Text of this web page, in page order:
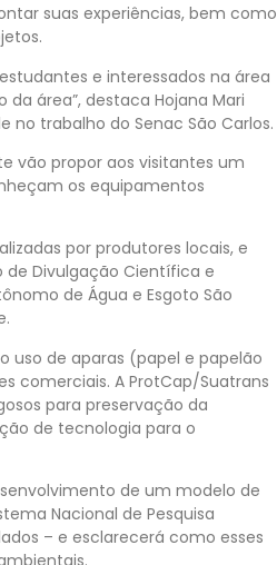
suas experiências, bem como
e interessados na área
área”, destaca Hojana Mari
no trabalho do Senac São Carlos.
vão propor aos visitantes um
os equipamentos
por produtores locais, e
de Divulgação Científica e
de Água e Esgoto São
uso de aparas (papel e papelão
comerciais. A ProtCap/Suatrans
para preservação da
de tecnologia para o
de um modelo de
Nacional de Pesquisa
– e esclarecerá como esses